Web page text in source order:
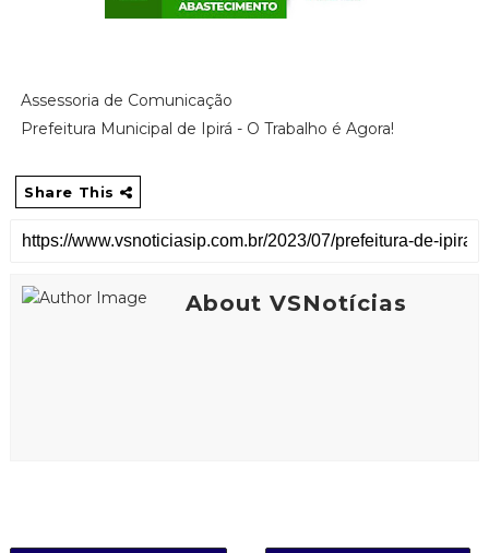
Assessoria de Comunicação
Prefeitura Municipal de Ipirá - O Trabalho é Agora!
Share This
About VSNotícias